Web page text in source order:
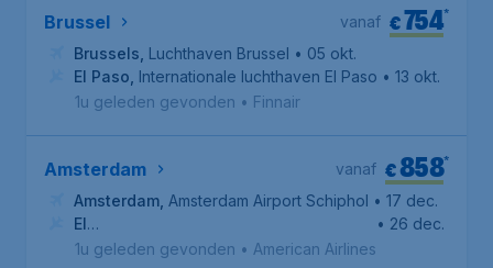
Brussel €754*
vanaf
Brussels Luchthaven Brussel • 05 okt.
El Paso Internationale luchthaven El Paso • 13 okt.
1u geleden gevonden • Finnair
Amsterdam €858*
vanaf
Amsterdam Amsterdam Airport Schiphol • 17 dec.
El
Paso, Internationale luchthaven El Paso
• 26 dec.
1u geleden gevonden • American Airlines